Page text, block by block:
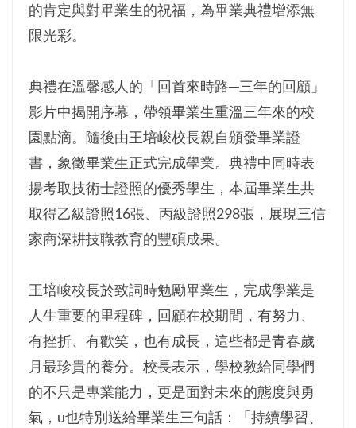
的肯定與對畢業生的祝福，為畢業典禮增添無
限光彩。
典禮在溫馨感人的「回首來時路─三年的回顧」
影片中揭開序幕，帶領畢業生重溫三年來的校
園點滴。隨後由王培峻校長親自頒發畢業證
書，象徵畢業生正式完成學業。典禮中同時表
揚考取技術士證照的優秀學生，本屆畢業生共
取得乙級證照16張、丙級證照298張，展現三信
家商深耕技職教育的豐碩成果。
王培峻校長於致詞時勉勵畢業生，完成學業是
人生重要的里程碑，回顧在校期間，有努力、
有挫折、有歡笑，也有成長，這些都是青春歲
月最珍貴的養分。校長表示，學校教給同學們
的不只是專業能力，更是面對未來的態度與勇
氣，u也特別送給畢業生三句話：「持續學習、